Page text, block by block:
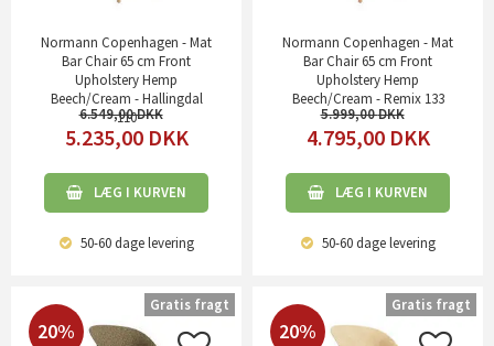
Normann Copenhagen - Mat
Bar Chair 65 cm Front
Upholstery Hemp
Beech/Cream - Hallingdal
110
6.549,00
5.235,00 DKK
LÆG I KURVEN
50-60 dagelevering
Normann Copenhagen - Mat
Bar Chair 65 cm Front
Upholstery Hemp
Beech/Cream - Remix 133
5.999,00
4.795,00 DKK
LÆG I KURVEN
50-60 dagelevering
20%
Gratis fragt
20%
Gratis fragt